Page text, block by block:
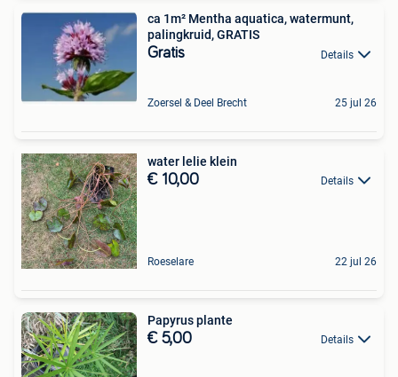
ca 1m² Mentha aquatica, watermunt,
palingkruid, GRATIS
Gratis Details
Zoersel & Deel Brecht 25 jul 26
water lelie klein
€ 10,00 Details
Roeselare 22 jul 26
Papyrus plante
€ 5,00 Details